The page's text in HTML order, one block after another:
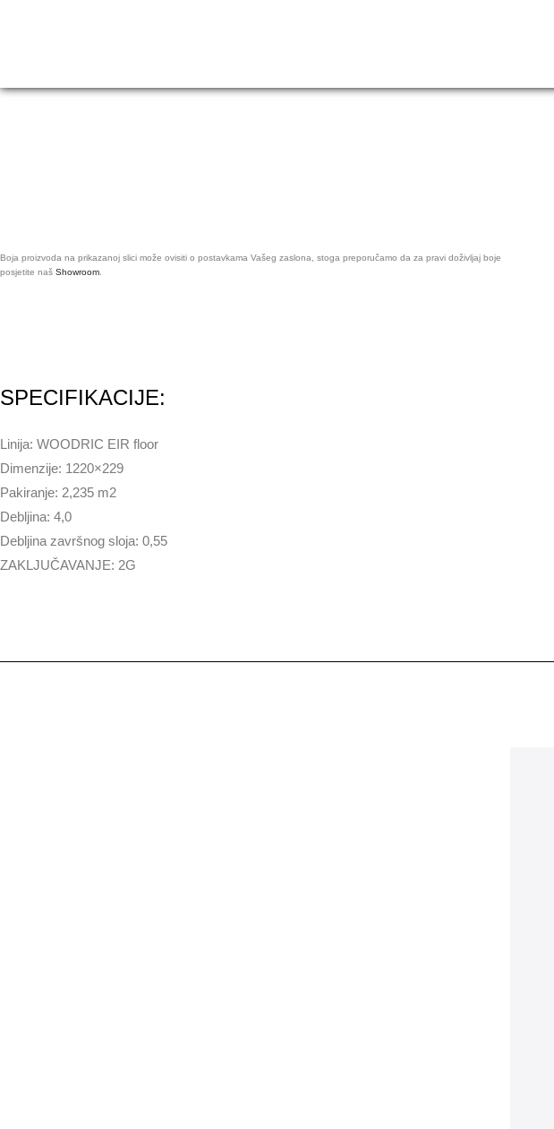
Boja proizvoda na prikazanoj slici može ovisiti o postavkama Vašeg zaslona, stoga preporučamo da za pravi doživljaj boje
posjetite naš Showroom
SPECIFIKACIJE:
Linija: WOODRIC EIR floor
Dimenzije: 1220×229
Pakiranje: 2,235 m2
Debljina: 4,0
Debljina završnog sloja: 0,55
ZAKLJUČAVANJE: 2G